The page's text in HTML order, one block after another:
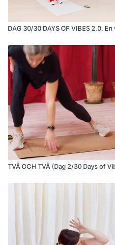
DAG 30/30 DAYS OF VIBES 2.0.
TVÅ OCH TVÅ (Dag 2/30 Days of